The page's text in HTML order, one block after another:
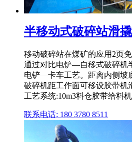
半移动式破碎站滑撬
移动破碎站在煤矿的应用2页
通过对比电铲—自移式破碎机
电铲—卡车工艺。距离内侧坡
破碎机距工作面可移设胶带机
工艺系统:10m3料仓胶带给料
联系电话: 180 3780 8511